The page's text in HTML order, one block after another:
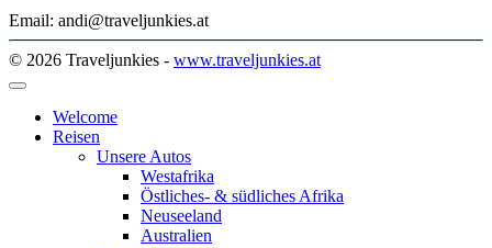
Email: andi@traveljunkies.at
© 2026 Traveljunkies - www.traveljunkies.at
Welcome
Reisen
Unsere Autos
Westafrika
Östliches- & südliches Afrika
Neuseeland
Australien